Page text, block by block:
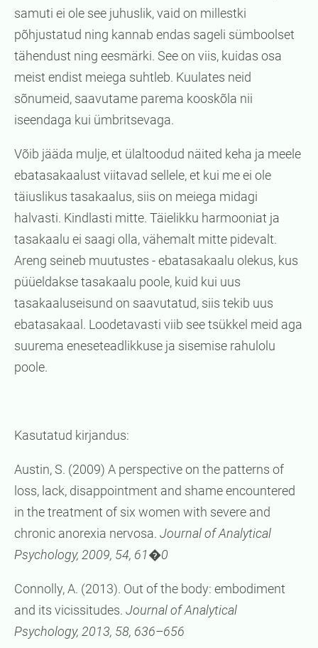
samuti ei ole see juhuslik, vaid on millestki
põhjustatud ning kannab endas sageli sümboolset
tähendust ning eesmärki. See on viis, kuidas osa
meist endist meiega suhtleb. Kuulates neid
sõnumeid, saavutame parema kooskõla nii
iseendaga kui ümbritsevaga.
Võib jääda mulje, et ülaltoodud näited keha ja meele
ebatasakaalust viitavad sellele, et kui me ei ole
täiuslikus tasakaalus, siis on meiega midagi
halvasti. Kindlasti mitte. Täielikku harmooniat ja
tasakaalu ei saagi olla, vähemalt mitte pidevalt.
Areng seineb muutustes - ebatasakaalu olekus, kus
püüeldakse tasakaalu poole, kuid kui uus
tasakaaluseisund on saavutatud, siis tekib uus
ebatasakaal. Loodetavasti viib see tsükkel meid aga
suurema eneseteadlikkuse ja sisemise rahulolu
poole.
Kasutatud kirjandus:
Austin, S. (2009) A perspective on the patterns of
loss, lack, disappointment and shame encountered
in the treatment of six women with severe and
chronic anorexia nervosa. Journal of Analytical
Psychology, 2009, 54, 61�0
Connolly, A. (2013). Out of the body: embodiment
and its vicissitudes. Journal of Analytical
Psychology, 2013, 58, 636–656